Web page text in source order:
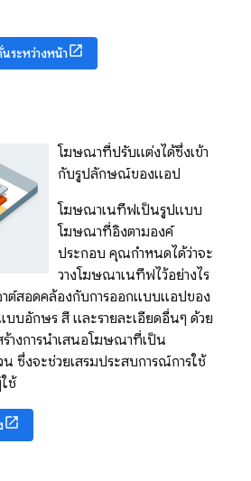
ระหว่างหน้า
โฆษณาที่ปรับแต่งได้ซึ่งเข้า
กับรูปลักษณ์ของแอป
โฆษณาเนทีฟเป็นรูปแบบ
โฆษณาที่อิงตามองค์
ประกอบ คุณกำหนดได้ว่าจะ
วางโฆษณาเนทีฟไว้อย่างไร
าต์สอดคล้องกับการออกแบบแอปของ
บอักษร สี และรายละเอียดอื่นๆ ด้วย
างการนำเสนอโฆษณาที่เป็น
ซึ่งจะช่วยเสริมประสบการณ์การใช้
ช้